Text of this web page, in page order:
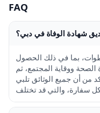
FAQ
شهادة الوفاة في دبي؟
بما في ذلك الحصول
ووقاية المجتمع، ثم
من أن جميع الوثائق تلبي